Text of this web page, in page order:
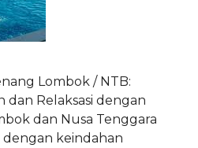
Lombok / NTB:
dan Relaksasi dengan
dan Nusa Tenggara
keindahan